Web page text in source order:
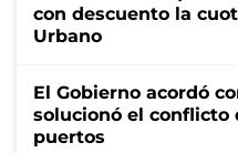
con descuento la
Urbano
El Gobierno acordó
solucionó el conflicto
puertos